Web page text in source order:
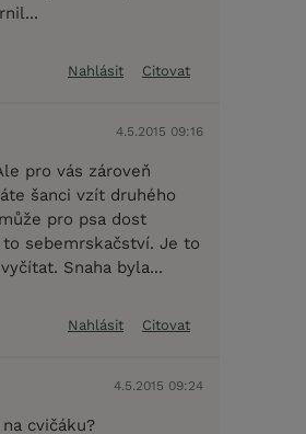
Nahlásit Citovat
4.5.2015 09:16
pro vás zároveň
šanci vzít druhého
pro psa dost
sebemrskačství. Je to
Snaha byla...
Nahlásit Citovat
4.5.2015 09:24
cvičáku?